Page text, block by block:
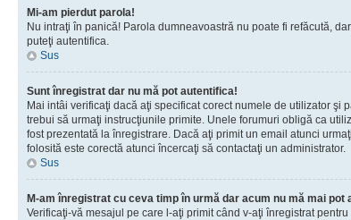
Mi-am pierdut parola!
Nu intraţi în panică! Parola dumneavoastră nu poate fi refăcută,
puteţi autentifica.
Sus
Sunt înregistrat dar nu mă pot autentifica!
Mai intâi verificaţi dacă aţi specificat corect numele de utilizator
trebui să urmaţi instrucţiunile primite. Unele forumuri obligă ca
fost prezentată la înregistrare. Dacă aţi primit un email atunci
folosită este corectă atunci încercaţi să contactaţi un administrator.
Sus
M-am înregistrat cu ceva timp în urmă dar acum nu mă mai pot
Verificaţi-vă mesajul pe care l-aţi primit când v-aţi înregistrat